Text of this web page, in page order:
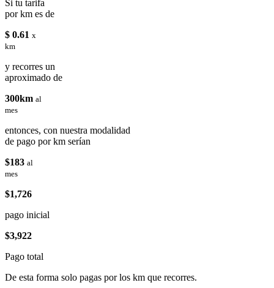
Si tu tarifa
por km es de
$ 0.61 x
km
y recorres un
aproximado de
300km al
mes
entonces, con nuestra modalidad
de pago por km serían
$183 al
mes
$1,726
pago inicial
$3,922
Pago total
De esta forma solo pagas por los km que recorres.